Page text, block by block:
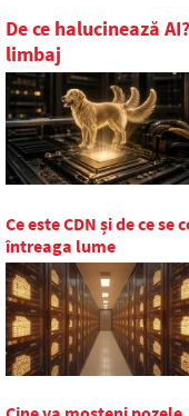
De ce halucinează
limbaj
Ce este CDN și de ce
întreaga lume